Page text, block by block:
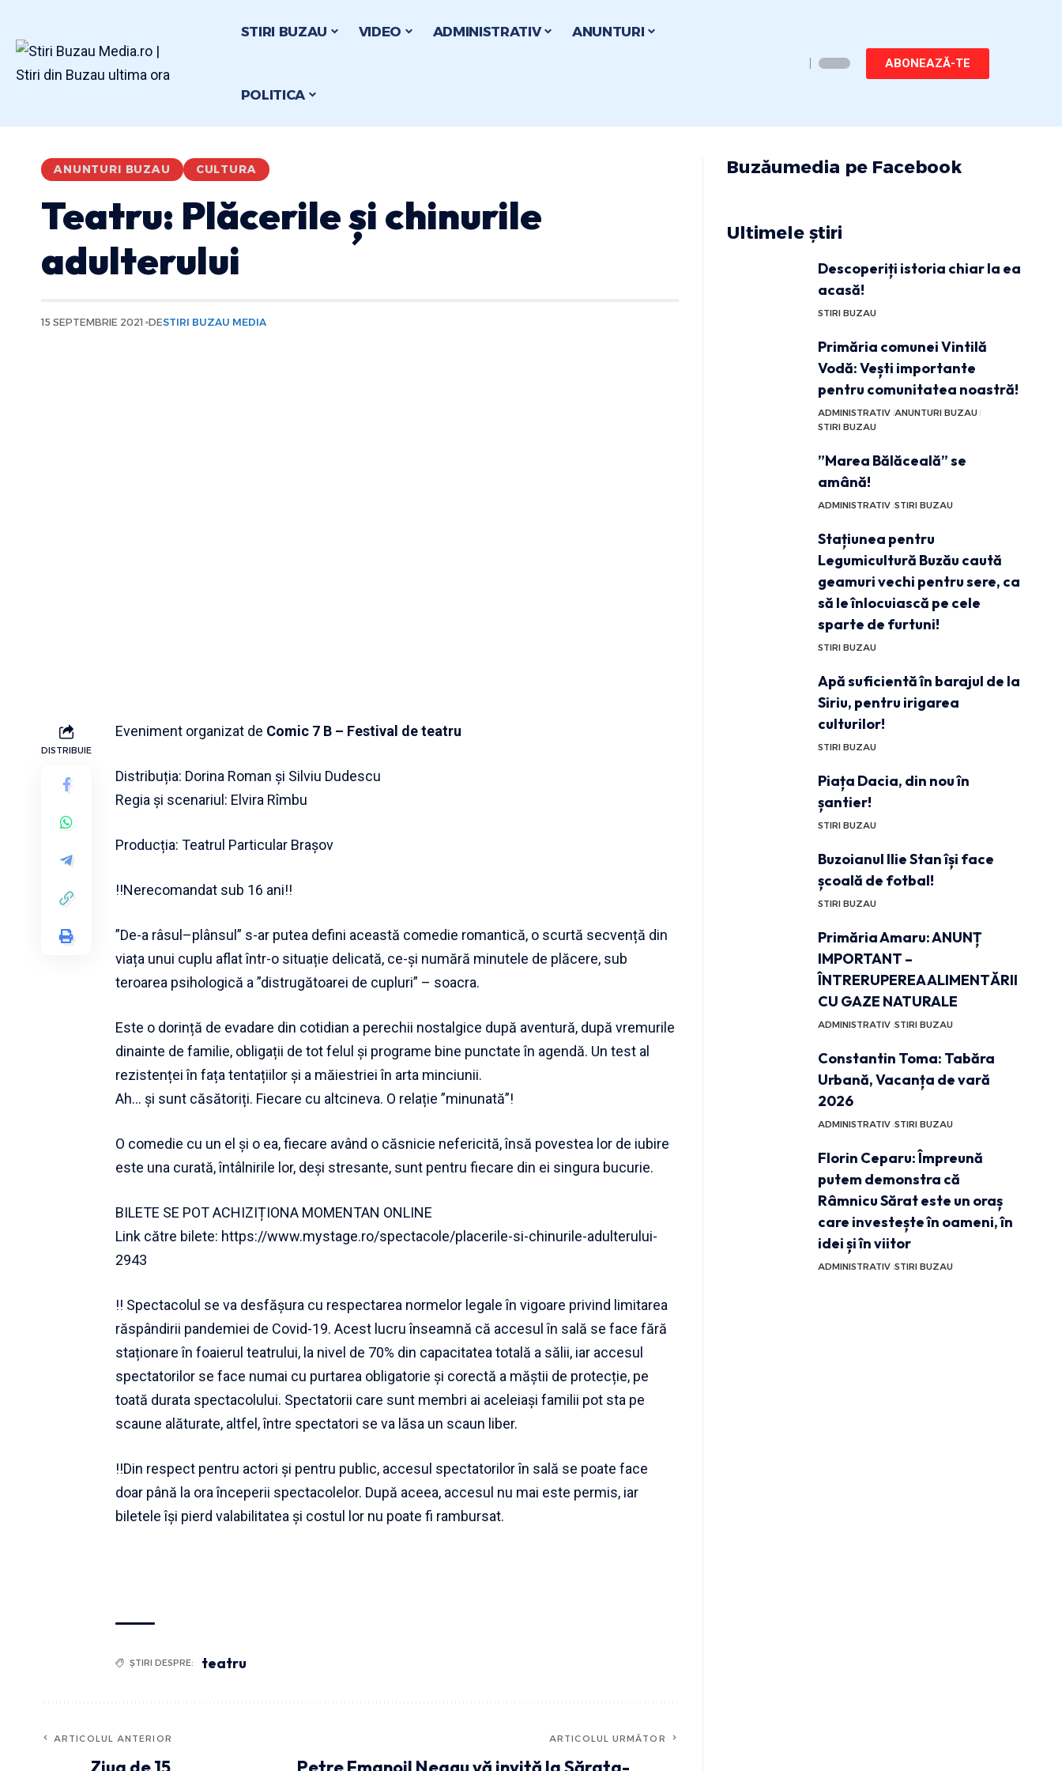
STIRI BUZAU VIDEO ADMINISTRATIV ANUNTURI
POLITICA
ABONEAZĂ-TE
ANUNTURI BUZAU CULTURA
Teatru: Plăcerile și chinurile
adulterului
15 SEPTEMBRIE 2021 DESTIRI BUZAU MEDIA
DISTRIBUIE
Eveniment organizat de Comic 7 B – Festival de teatru
Distribuția: Dorina Roman și Silviu Dudescu
Regia și scenariul: Elvira Rîmbu
Producția: Teatrul Particular Brașov
!!Nerecomandat sub 16 ani!!
”De-a râsul–plânsul” s-ar putea defini această comedie romantică, o scurtă secvență din
viața unui cuplu aflat într-o situație delicată, ce-și numără minutele de plăcere, sub
teroarea psihologică a ”distrugătoarei de cupluri” – soacra.
Este o dorință de evadare din cotidian a perechii nostalgice după aventură, după vremurile
dinainte de familie, obligații de tot felul și programe bine punctate în agendă. Un test al
rezistenței în fața tentațiilor și a măiestriei în arta minciunii.
Ah… și sunt căsătoriți. Fiecare cu altcineva. O relație ”minunată”!
O comedie cu un el și o ea, fiecare având o căsnicie nefericită, însă povestea lor de iubire
este una curată, întâlnirile lor, deși stresante, sunt pentru fiecare din ei singura bucurie.
BILETE SE POT ACHIZIȚIONA MOMENTAN ONLINE
Link către bilete: https://www.mystage.ro/spectacole/placerile-si-chinurile-adulterului-
2943
!! Spectacolul se va desfășura cu respectarea normelor legale în vigoare privind limitarea
răspândirii pandemiei de Covid-19. Acest lucru înseamnă că accesul în sală se face fără
staționare în foaierul teatrului, la nivel de 70% din capacitatea totală a sălii, iar accesul
spectatorilor se face numai cu purtarea obligatorie și corectă a măștii de protecție, pe
toată durata spectacolului. Spectatorii care sunt membri ai aceleiași familii pot sta pe
scaune alăturate, altfel, între spectatori se va lăsa un scaun liber.
!!Din respect pentru actori și pentru public, accesul spectatorilor în sală se poate face
doar până la ora începerii spectacolelor. După aceea, accesul nu mai este permis, iar
biletele își pierd valabilitatea și costul lor nu poate fi rambursat.
ȘTIRI DESPRE: teatru
ARTICOLUL ANTERIOR ARTICOLUL URMĂTOR
Buzăumedia pe Facebook
Ultimele știri
Descoperiți istoria chiar la ea
acasă!
STIRI BUZAU
Primăria comunei Vintilă
Vodă: Vești importante
pentru comunitatea noastră!
ADMINISTRATIV ANUNTURI BUZAU
STIRI BUZAU
”Marea Bălăceală” se
amână!
ADMINISTRATIV STIRI BUZAU
Stațiunea pentru
Legumicultură Buzău caută
geamuri vechi pentru sere, ca
să le înlocuiască pe cele
sparte de furtuni!
STIRI BUZAU
Apă suficientă în barajul de la
Siriu, pentru irigarea
culturilor!
STIRI BUZAU
Piața Dacia, din nou în
șantier!
STIRI BUZAU
Buzoianul Ilie Stan își face
școală de fotbal!
STIRI BUZAU
Primăria Amaru: ANUNȚ
IMPORTANT –
ÎNTRERUPEREA ALIMENTĂRII
CU GAZE NATURALE
ADMINISTRATIV STIRI BUZAU
Constantin Toma: Tabăra
Urbană, Vacanța de vară
2026
ADMINISTRATIV STIRI BUZAU
Florin Ceparu: Împreună
putem demonstra că
Râmnicu Sărat este un oraș
care investește în oameni, în
idei și în viitor
ADMINISTRATIV STIRI BUZAU